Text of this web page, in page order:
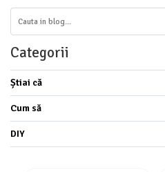
Categorii
Știai că
Cum să
DIY